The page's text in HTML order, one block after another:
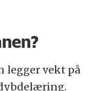
legger vekt på